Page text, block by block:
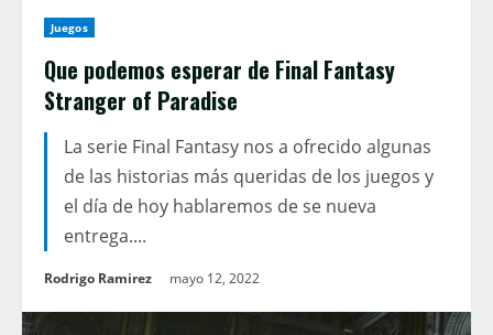
Juegos
Que podemos esperar de Final Fantasy
Stranger of Paradise
La serie Final Fantasy nos a ofrecido algunas
de las historias más queridas de los juegos y
el día de hoy hablaremos de se nueva
entrega....
Rodrigo Ramirez mayo 12, 2022